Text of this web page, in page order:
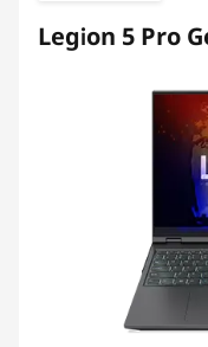
Legion 5 Pro